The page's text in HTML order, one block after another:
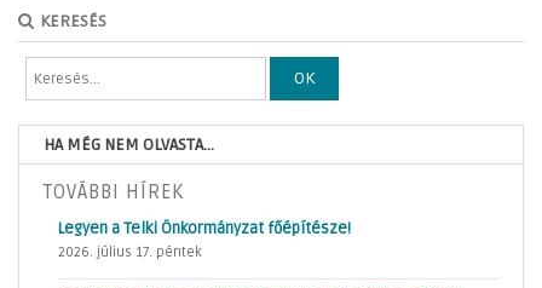
KERESÉS
OK
HA MÉG NEM OLVASTA...
TOVÁBBI HÍREK
Legyen a Telki Önkormányzat főépítésze!
2026. július 17. péntek